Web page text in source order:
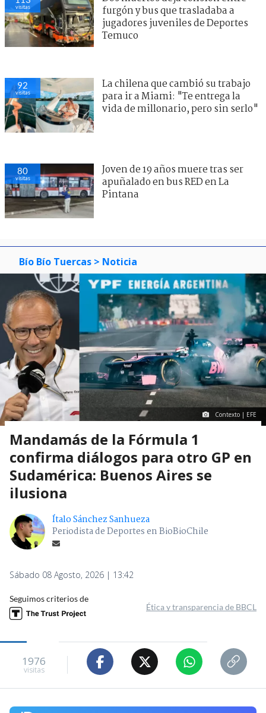
visitas
furgón y bus que trasladaba a
jugadores juveniles de Deportes
Temuco
92
visitas
La chilena que cambió su trabajo
para ir a Miami: "Te entrega la
vida de millonario, pero sin serlo"
80
visitas
Joven de 19 años muere tras ser
apuñalado en bus RED en La
Pintana
Bío Bío Tuercas > Noticia
Contexto | EFE
Mandamás de la Fórmula 1
confirma diálogos para otro GP en
Sudamérica: Buenos Aires se
ilusiona
Ítalo Sánchez Sanhueza
Periodista de Deportes en BioBioChile
Sábado 08 Agosto, 2026 | 13:42
Seguimos criterios de
Ética y transparencia de BBCL
1976
visitas